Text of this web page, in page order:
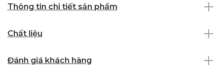
Thông tin chi tiết sản phẩm
Chất liệu
Đánh giá khách hàng